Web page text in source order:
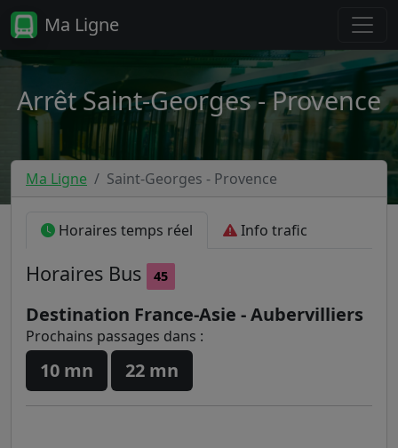
Ma Ligne
Arrêt Saint-Georges - Provence
Ma Ligne Saint-Georges - Provence
Horaires temps réel Info trafic
Horaires Bus 45
Destination France-Asie - Aubervilliers
Prochains passages dans :
10 mn 22 mn